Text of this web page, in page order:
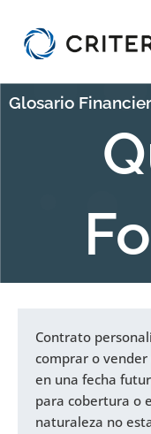
contenido
Glosario
Contrato
comprar o
en una fecha
para cobertura o
naturaleza no